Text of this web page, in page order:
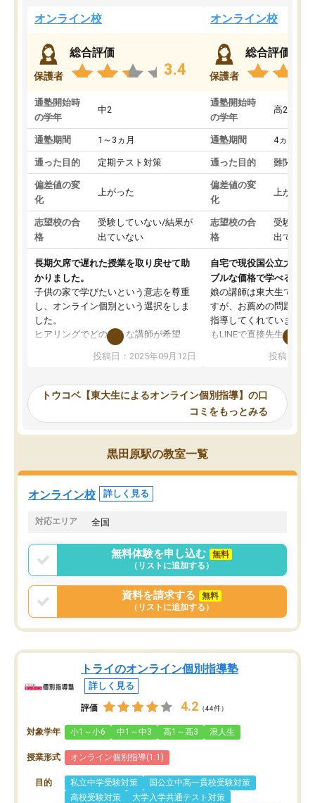
オンライン校
保護者
総合評価
3.4
通塾開始時
の学年
中2
通塾期間 1～3ヵ月
通った目的 定期テスト対策
偏差値の変
化
上がった
志望校の合
格
受験していない/結果が
出ていない
長期欠席で遅れた授業を取り戻せて助
かりました。
子供の家で学びたいという意志を尊重
し、オンライン個別という選択をしま
した。
ヒアリングでどのような講師が希望
か、オプションは付帯するかなど選ぶ
事が出来ました。
ーティングを行い、その講師で良いか
見てから講師を決定する事ができま
す。
うちの子は、初回面談の講師の方で決
オンラインツールを使用した単語帳の
共有があり宿題もそちらで出される形
でした。
言う事で講師変更の申し出があり、あ
まりに短期での変更だった為、塾に通
う事にして退会しました。遅れも取り
戻せ、授業内容や講師の方は良かった
と思います。
投稿日：2025年09月12日
オンライン校
保護者
総合評価
通塾開始時
の学年
高2
通塾期間 4ヵ月～1
通った目的 難関私立
偏差値の変
化
上がった
志望校の合
格
受験して
出ていな
自宅で現役国公立大学生
ブルな価格で学べる
娘の講師は東大生では無
すが、お薦めの問題集や
指導してくれています。
もLINEで直接先生に質問
めれるので、個人に合
いなのがあり(有料)、受
ことをどんなスケジュー
くか相談したのですが、
ち期待したものではなく
くなってきたようなので
投稿日：
トウコベ【東大生によるオンライン個別指導】の口
コミをもっとみる
黒田原駅の教室一覧
オンライン校 詳しく見る
対応エリア 全国
無料体験を申し込む
無料
（リストに追加する）
資料を請求する
無料
（リストに追加する）
トライのオンライン個別指導塾
詳しく見る
評価 4.2 （44件）
対象学年 小1～小6 中1～中3 高1～高3 浪人生
授業形式 オンライン個別指導(1:1)
目的 私立中学受験対策
国公立中高一貫校受験対策
高校受験対策
大学入学共通テスト対策